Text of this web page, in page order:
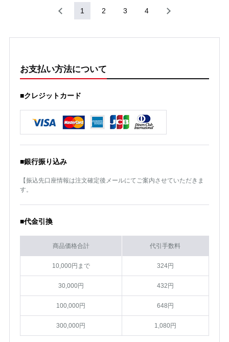
1 2 3 4
お支払い方法について
■クレジットカード
■銀行振り込み
【振込先口座情報は注文確定後メールにてご案内させていただきま
す。
■代金引換
商品価格合計 代引手数料
10,000円まで 324円
30,000円 432円
100,000円 648円
300,000円 1,080円